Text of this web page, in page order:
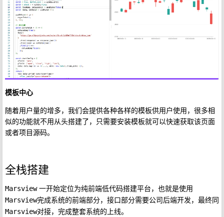
模板中心
随着用户量的增多，我们会提供各种各样的模板供用户使用，很多相
似的功能就不用从头搭建了，只需要安装模板就可以快速获取该页面
或者项目源码。
全栈搭建
Marsview一开始定位为纯前端低代码搭建平台，也就是使用
Marsview完成系统的前端部分，接口部分需要公司后端开发，最终同
Marsview对接，完成整套系统的上线。